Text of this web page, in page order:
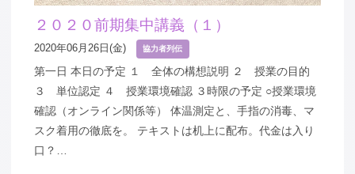
２０２０前期集中講義（１）
2020年06月26日(金) 協力者列伝
第一日 本日の予定 １ 全体の構想説明 ２ 授業の目的
３ 単位認定 ４ 授業環境確認 ３時限の予定 ○授業環境
確認（オンライン関係等） 体温測定と、手指の消毒、マ
スク着用の徹底を。 テキストは机上に配布。代金は入り
口？…